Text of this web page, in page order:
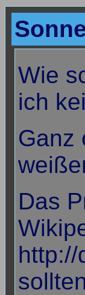
Wie
ich
Ganz
Das
http://